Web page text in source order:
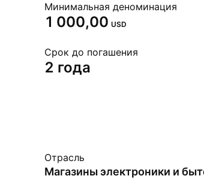
Минимальная деноминация
1 000,00 USD
Срок до погашения
2 года
Отрасль